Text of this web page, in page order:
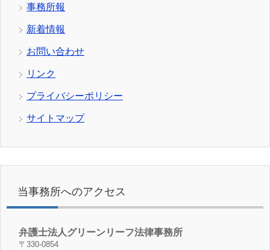
事務所報
新着情報
お問い合わせ
リンク
プライバシーポリシー
サイトマップ
当事務所へのアクセス
弁護士法人グリーンリーフ法律事務所
〒330-0854